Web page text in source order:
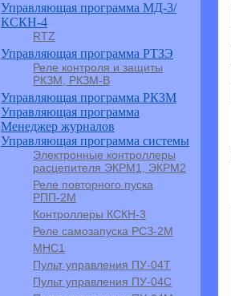
Управляющая программа МД-3/
КСКН-4
RTZ
Управляющая программа РТЗЭ
Реле контроля и защиты
РКЗМ, РКЗМ-В
Управляющая программа РКЗМ
Управляющая программа
Менеджер журналов
Управляющая программа системы
Электронные контроллеры
расцепителя ЭКРМ1, ЭКРМ2
Реле повторного пуска
РПП-2М
Контроллеры КСКН-3
Реле самозапуска РСЗ-2М
МНС1
Пульт управления ПУ-04Т
Пульт управления ПУ-04С